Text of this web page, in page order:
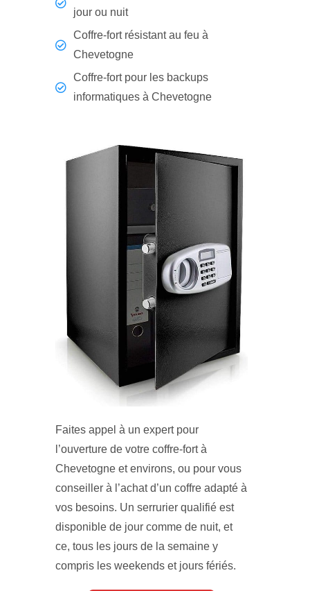
jour ou nuit
Coffre-fort résistant au feu à
Chevetogne
Coffre-fort pour les backups
informatiques à Chevetogne
Faites appel à un expert pour
l’ouverture de votre coffre-fort à
Chevetogne et environs, ou pour vous
conseiller à l’achat d’un coffre adapté à
vos besoins. Un serrurier qualifié est
disponible de jour comme de nuit, et
ce, tous les jours de la semaine y
compris les weekends et jours fériés.